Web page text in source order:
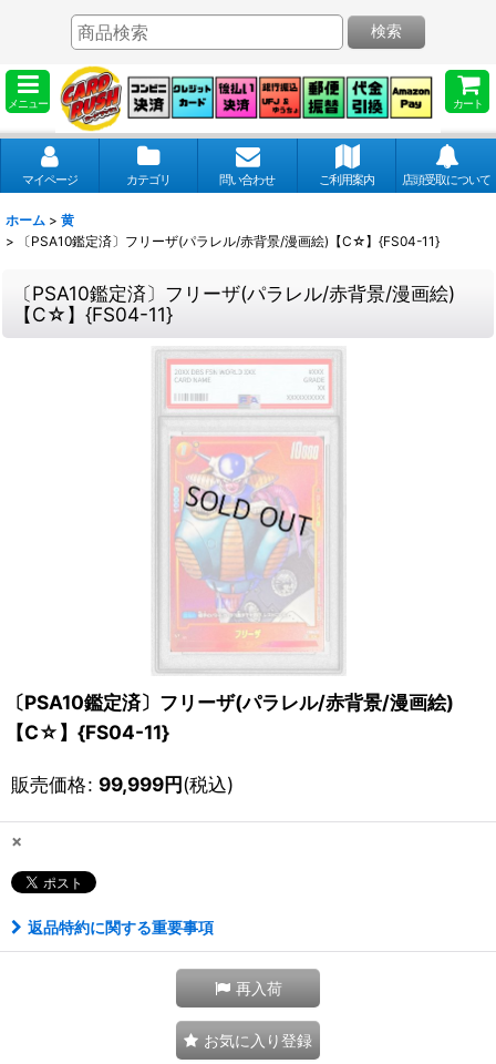
メニュー カート
検索
マイページ カテゴリ 問い合わせ ご利用案内 店頭受取について
ホーム > 黄
>
〔PSA10鑑定済〕フリーザ(パラレル/赤背景/漫画絵)【C☆】{FS04-11}
〔PSA10鑑定済〕フリーザ(パラレル/赤背景/漫画絵)
【C☆】{FS04-11}
〔PSA10鑑定済〕フリーザ(パラレル/赤背景/漫画絵)
【C☆】{FS04-11}
販売価格: 99,999円(税込)
×
返品特約に関する重要事項
再入荷
お気に入り登録